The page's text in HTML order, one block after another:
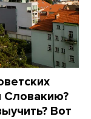
Словакию?
Вот